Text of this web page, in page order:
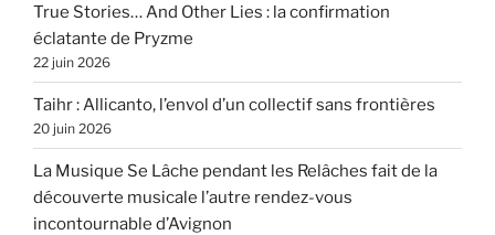
True Stories… And Other Lies : la confirmation
éclatante de Pryzme
22 juin 2026
Taihr : Allicanto, l’envol d’un collectif sans frontières
20 juin 2026
La Musique Se Lâche pendant les Relâches fait de la
découverte musicale l’autre rendez-vous
incontournable d’Avignon